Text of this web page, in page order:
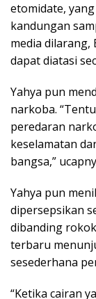
etomidate,
kandungan
media dilarang,
dapat diatasi
Yahya pun
narkoba.
peredaran
keselamatan
bangsa,”
Yahya pun
dipersepsikan
dibanding
terbaru
sesederhana
“Ketika cairan